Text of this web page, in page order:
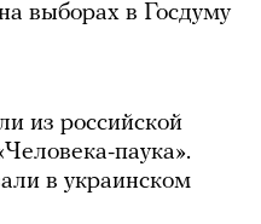
выборах в Госдуму
из российской
паука».
в украинском